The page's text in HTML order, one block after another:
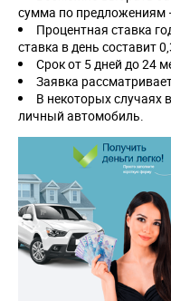
сумма по предложениям
Процентная ставка
ставка в день составит
Срок от 5 дней до 24
Заявка
В некоторых случаях
личный автомобиль.